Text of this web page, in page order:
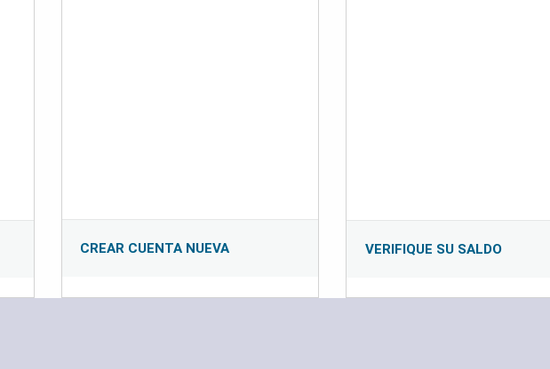
CREAR CUENTA NUEVA VERIFIQUE SU SALDO